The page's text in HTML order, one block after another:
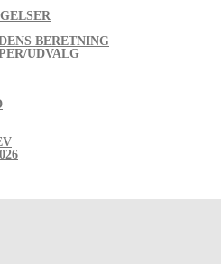
BERETNING
UDVALG